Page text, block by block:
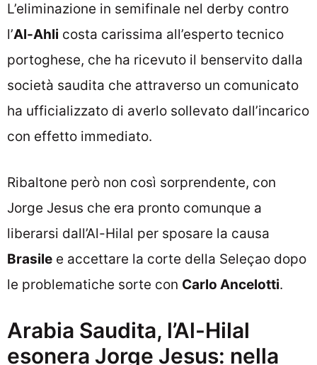
L’eliminazione in semifinale nel derby contro
l’Al-Ahli costa carissima all’esperto tecnico
portoghese, che ha ricevuto il benservito dalla
società saudita che attraverso un comunicato
ha ufficializzato di averlo sollevato dall’incarico
con effetto immediato.
Ribaltone però non così sorprendente, con
Jorge Jesus che era pronto comunque a
liberarsi dall’Al-Hilal per sposare la causa
Brasile e accettare la corte della Seleçao dopo
le problematiche sorte con Carlo Ancelotti.
Arabia Saudita, l’Al-Hilal
esonera Jorge Jesus: nella